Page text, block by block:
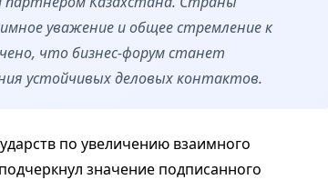
уважение и общее стремление к
что бизнес-форум станет
устойчивых деловых контактов.
по увеличению взаимного
значение подписанного